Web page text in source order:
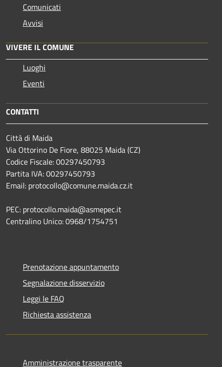
Comunicati
Avvisi
VIVERE IL COMUNE
Luoghi
Eventi
CONTATTI
Città di Maida
Via Ottorino De Fiore, 88025 Maida (CZ)
Codice Fiscale: 00297450793
Partita IVA: 00297450793
Email: protocollo@comune.maida.cz.it
PEC: protocollo.maida@asmepec.it
Centralino Unico: 0968/1754751
Prenotazione appuntamento
Segnalazione disservizio
Leggi le FAQ
Richiesta assistenza
Amministrazione trasparente